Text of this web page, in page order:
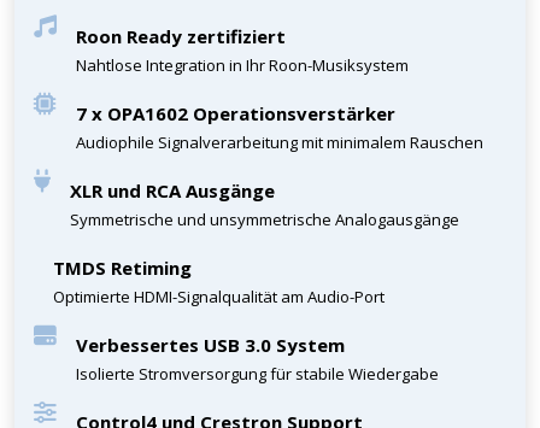
Roon Ready zertifiziert
Nahtlose Integration in Ihr Roon-Musiksystem
7 x OPA1602 Operationsverstärker
Audiophile Signalverarbeitung mit minimalem Rauschen
XLR und RCA Ausgänge
Symmetrische und unsymmetrische Analogausgänge
TMDS Retiming
Optimierte HDMI-Signalqualität am Audio-Port
Verbessertes USB 3.0 System
Isolierte Stromversorgung für stabile Wiedergabe
Control4 und Crestron Support